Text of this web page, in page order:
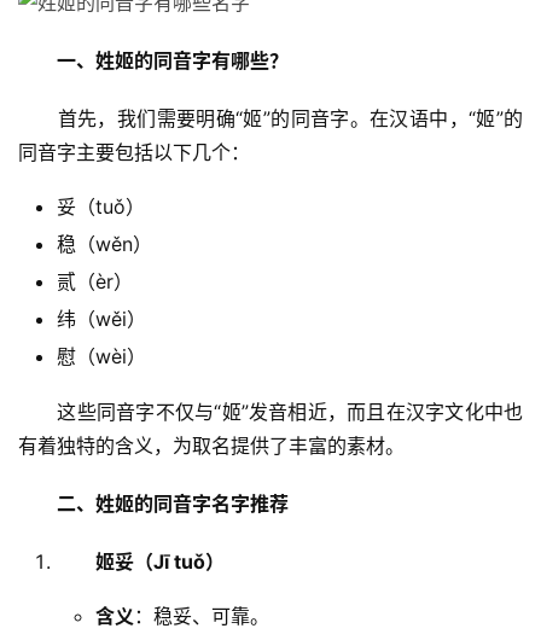
一、姓姬的同音字有哪些？
首先，我们需要明确“姬”的同音字。在汉语中，“姬”的
同音字主要包括以下几个：
妥（tuǒ）
稳（wěn）
贰（èr）
纬（wěi）
慰（wèi）
这些同音字不仅与“姬”发音相近，而且在汉字文化中也
有着独特的含义，为取名提供了丰富的素材。
二、姓姬的同音字名字推荐
姬妥（Jī tuǒ）
含义 ：稳妥、可靠。